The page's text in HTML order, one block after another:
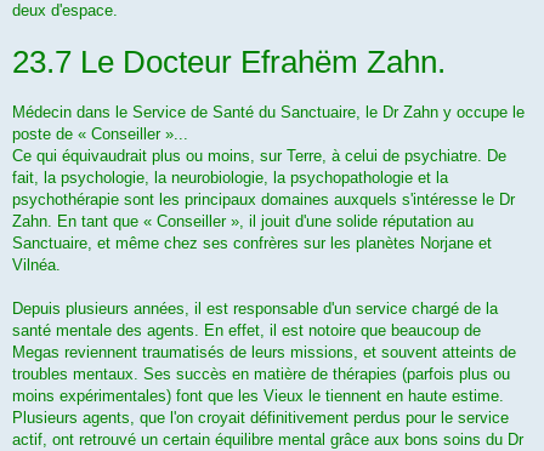
deux d'es­pace.
23.7 Le Docteur Efrahëm Zahn.
Médecin dans le Service de Santé du Sanctuaire, le Dr Zahn y occupe le
poste de « Conseiller »...
Ce qui équivaudrait plus ou moins, sur Terre, à celui de psychiatre. De
fait, la psychologie, la neurobiologie, la psychopathologie et la
psychothérapie sont les principaux domaines auxquels s'intéresse le Dr
Zahn. En tant que « Conseiller », il jouit d'une solide réputation au
Sanctuaire, et même chez ses confrères sur les planètes Norjane et
Vilnéa.
Depuis plusieurs années, il est responsable d'un service chargé de la
santé mentale des agents. En effet, il est notoire que beaucoup de
Megas reviennent traumatisés de leurs missions, et souvent atteints de
troubles mentaux. Ses succès en matière de thérapies (parfois plus ou
moins expérimentales) font que les Vieux le tiennent en haute estime.
Plusieurs agents, que l'on croyait définitivement perdus pour le service
actif, ont retrouvé un certain équilibre mental grâce aux bons soins du Dr